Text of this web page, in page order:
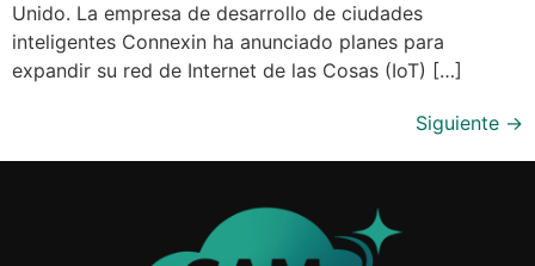
Unido. La empresa de desarrollo de ciudades
inteligentes Connexin ha anunciado planes para
expandir su red de Internet de las Cosas (IoT) […]
Siguiente →